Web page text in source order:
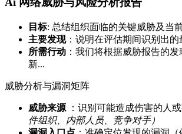
目标: 总结组织面临的关键威胁及当
主要发现：说明在评估期间识别出的
所需行动 ：我们将根据威胁报告的
新...
威胁分析与漏洞矩阵
威胁来源 ：识别可能造成伤害的人
件组织、内部人员、竞争对手）